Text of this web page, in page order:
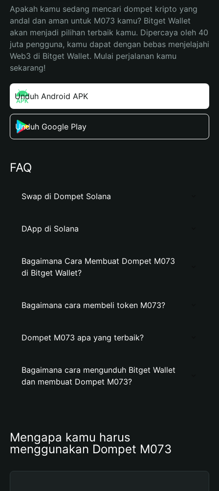
Apakah kamu sedang mencari dompet kripto yang
andal dan aman untuk M073 kamu? Bitget Wallet
akan menjadi pilihan terbaik kamu. Dipercaya oleh 40
juta pengguna, kamu dapat dengan bebas menjelajahi
Web3 di Bitget Wallet. Mulai perjalanan kamu
sekarang!
Unduh Android APK
Unduh Google Play
FAQ
Swap di Dompet Solana
DApp di Solana
Bagaimana Cara Membuat Dompet M073
di Bitget Wallet?
Bagaimana cara membeli token M073?
Dompet M073 apa yang terbaik?
Bagaimana cara mengunduh Bitget Wallet
dan membuat Dompet M073?
Mengapa kamu harus
menggunakan Dompet M073